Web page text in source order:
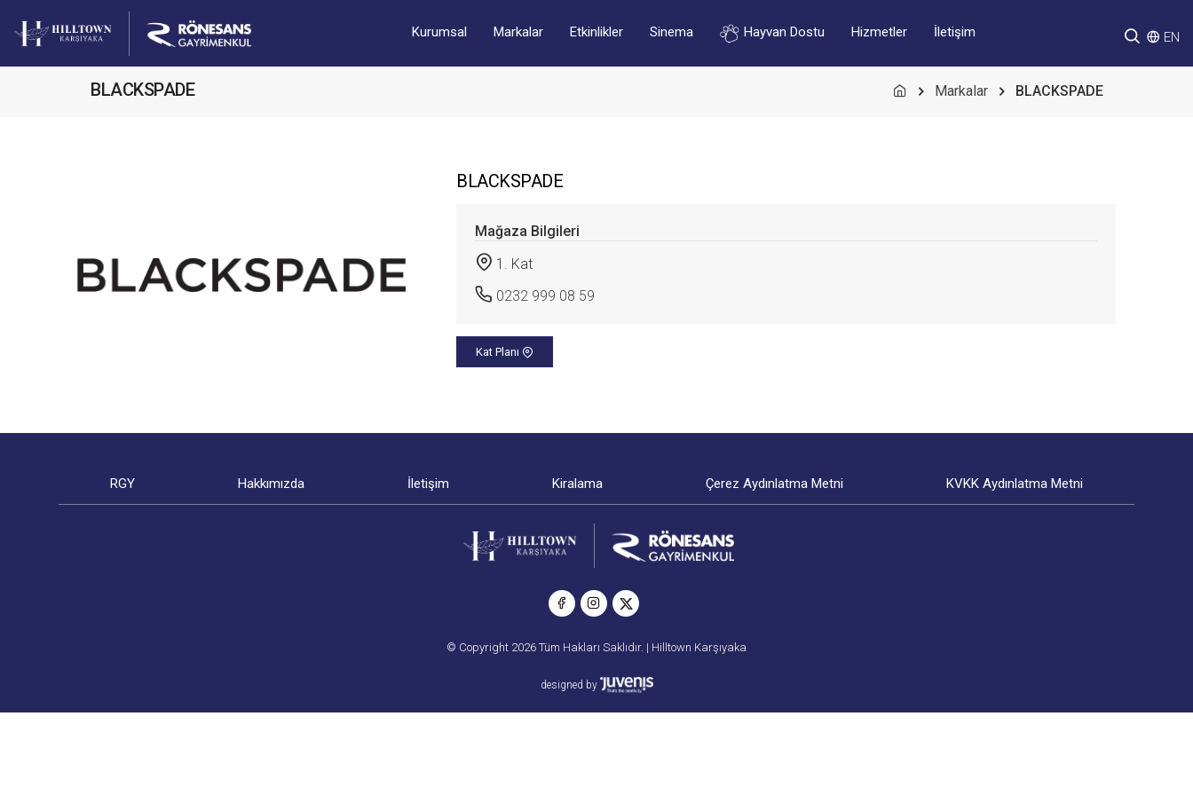
Kurumsal Markalar Etkinlikler Sinema Hayvan Dostu Hizmetler İletişim EN
BLACKSPADE Markalar BLACKSPADE
BLACKSPADE
Mağaza Bilgileri
1. Kat
0232 999 08 59
Kat Planı
RGY Hakkımızda İletişim Kiralama Çerez Aydınlatma Metni KVKK Aydınlatma Metni
© Copyright 2026 Tüm Hakları Saklıdır. | Hilltown Karşıyaka
designed by